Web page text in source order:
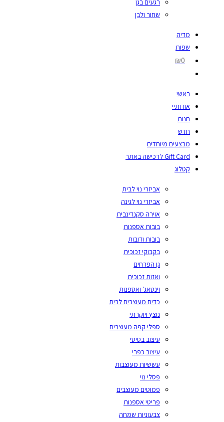
רגעים בגן
שחור ולבן
מדיה
שפות
₪0
ראשי
אודותיי
חנות
חדש
מבצעים מיוחדים
Gift Card לרכישה באתר
קטלוג
אביזרי נוי לבית
אביזרי נוי לגינה
אוירה סקנדינבית
בובות אספנות
בובות ודובות
בקבוקי זכוכית
גן הפרחים
ואזות זכוכית
וינטאג' ואספנות
כדים מעוצבים לבית
נוצץ ויוקרתי
ספלי קפה מעוצבים
עיצוב בסיסי
עיצוב כפרי
עששיות מעוצבות
פסלי נוי
פמוטים מעוצבים
פריטי אספנות
צבעוניות שמחה